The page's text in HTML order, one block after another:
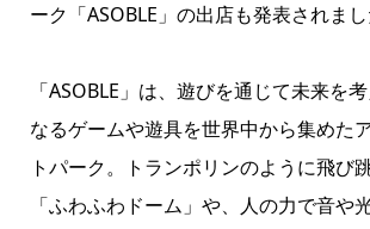
ーク「ASOBLE」の出店も発表されまし
「ASOBLE」は、遊びを通じて未来を
なるゲームや遊具を世界中から集めた
トパーク。トランポリンのように飛び
「ふわふわドーム」や、人の力で音や